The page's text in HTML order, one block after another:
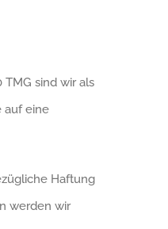
sind wir als
auf eine
Haftung
werden wir